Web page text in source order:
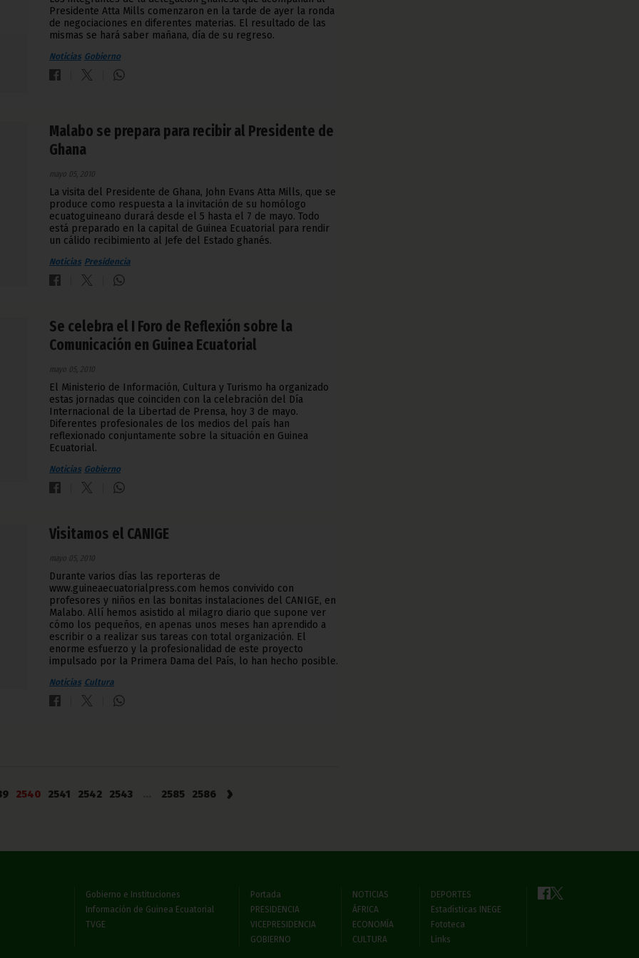
Presidente Atta Mills comenzaron en la tarde de ayer la ronda
de negociaciones en diferentes materias. El resultado de las
mismas se hará saber mañana, día de su regreso.
Noticias Gobierno
Malabo se prepara para recibir al Presidente de
Ghana
mayo 05, 2010
La visita del Presidente de Ghana, John Evans Atta Mills, que se
produce como respuesta a la invitación de su homólogo
ecuatoguineano durará desde el 5 hasta el 7 de mayo. Todo
está preparado en la capital de Guinea Ecuatorial para rendir
un cálido recibimiento al Jefe del Estado ghanés.
Noticias Presidencia
Se celebra el I Foro de Reflexión sobre la
Comunicación en Guinea Ecuatorial
mayo 05, 2010
El Ministerio de Información, Cultura y Turismo ha organizado
estas jornadas que coinciden con la celebración del Día
Internacional de la Libertad de Prensa, hoy 3 de mayo.
Diferentes profesionales de los medios del país han
reflexionado conjuntamente sobre la situación en Guinea
Ecuatorial.
Noticias Gobierno
Visitamos el CANIGE
mayo 05, 2010
Durante varios días las reporteras de
www.guineaecuatorialpress.com hemos convivido con
profesores y niños en las bonitas instalaciones del CANIGE, en
Malabo. Allí hemos asistido al milagro diario que supone ver
cómo los pequeños, en apenas unos meses han aprendido a
escribir o a realizar sus tareas con total organización. El
enorme esfuerzo y la profesionalidad de este proyecto
impulsado por la Primera Dama del País, lo han hecho posible.
Noticias Cultura
2540 2541 2542 2543 2585 2586 ›
Gobierno e Instituciones
Información de Guinea Ecuatorial
TVGE
Portada
PRESIDENCIA
VICEPRESIDENCIA
GOBIERNO
NOTICIAS
ÁFRICA
ECONOMÍA
CULTURA
DEPORTES
Estadísticas INEGE
Fototeca
Links